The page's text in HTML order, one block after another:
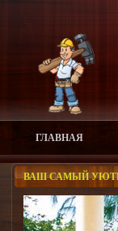
ГЛАВНАЯ
ВАШ САМЫЙ